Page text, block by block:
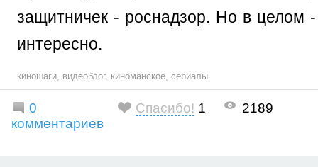
защитничек - роснадзор. Но в целом
интересно.
киношаги видеоблог, киноманское сериалы
0
комментариев
Спасибо! 1 2189